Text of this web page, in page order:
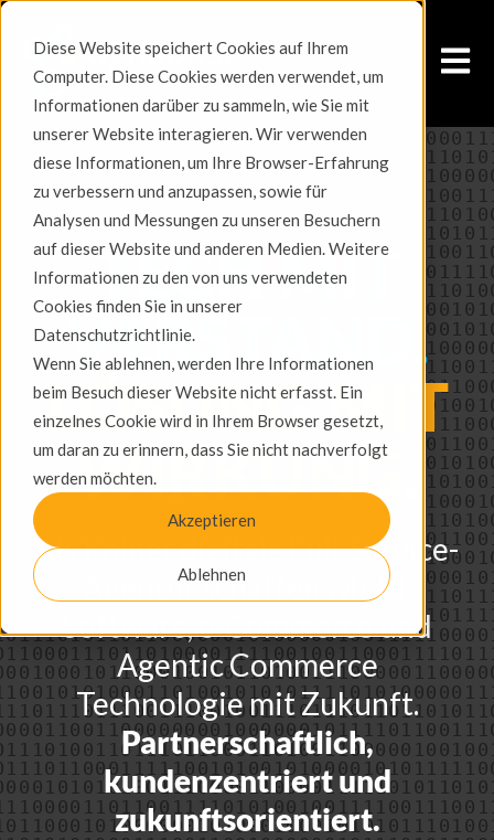
Diese Website speichert Cookies auf Ihrem
Computer. Diese Cookies werden verwendet, um
Informationen darüber zu sammeln, wie Sie mit
unserer Website interagieren. Wir verwenden
diese Informationen, um Ihre Browser-Erfahrung
zu verbessern und anzupassen, sowie für
Analysen und Messungen zu unseren Besuchern
auf dieser Website und anderen Medien. Weitere
Informationen zu den von uns verwendeten
Cookies finden Sie in unserer
Datenschutzrichtlinie.
Wenn Sie ablehnen, werden Ihre Informationen
beim Besuch dieser Website nicht erfasst. Ein
einzelnes Cookie wird in Ihrem Browser gesetzt,
um daran zu erinnern, dass Sie nicht nachverfolgt
werden möchten.
Akzeptieren
Ablehnen
Open
TECH MIT
VERSTAND.
LÖSUNG MIT
WIRKUNG.
Als Kölner digitale Full-Service-
Agentur schaffen wir KI,
Software, e-Commerce und
Agentic Commerce
Technologie mit Zukunft.
Partnerschaftlich,
kundenzentriert und
zukunftsorientiert.